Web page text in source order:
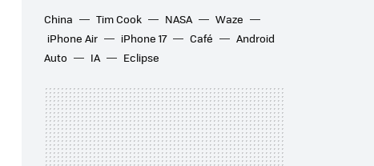
China
Tim Cook NASA
Waze
iPhone Air
iPhone 17 Café
Android
Auto
IA Eclipse